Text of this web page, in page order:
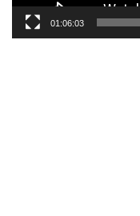
01:06:03